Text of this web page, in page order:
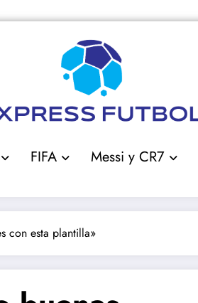
FIFA Messi y CR7
con esta plantilla»